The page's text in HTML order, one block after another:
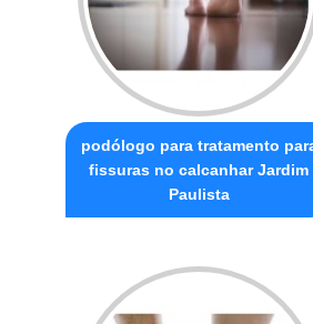
podólogo para tratamento
fissuras no calcanhar Jardim
Paulista